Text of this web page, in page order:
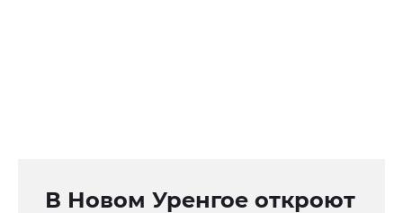
В Новом Уренгое откроют